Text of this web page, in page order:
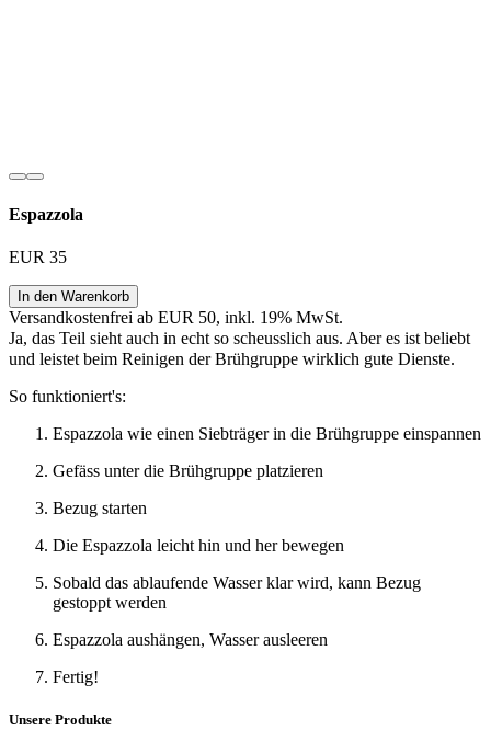
Espazzola
EUR 35
In den Warenkorb
Versandkostenfrei ab EUR 50, inkl. 19% MwSt.
Ja, das Teil sieht auch in echt so scheusslich aus. Aber es ist beliebt
und leistet beim Reinigen der Brühgruppe wirklich gute Dienste.
So funktioniert's:
Espazzola wie einen Siebträger in die Brühgruppe einspannen
Gefäss unter die Brühgruppe platzieren
Bezug starten
Die Espazzola leicht hin und her bewegen
Sobald das ablaufende Wasser klar wird, kann Bezug
gestoppt werden
Espazzola aushängen, Wasser ausleeren
Fertig!
Unsere Produkte